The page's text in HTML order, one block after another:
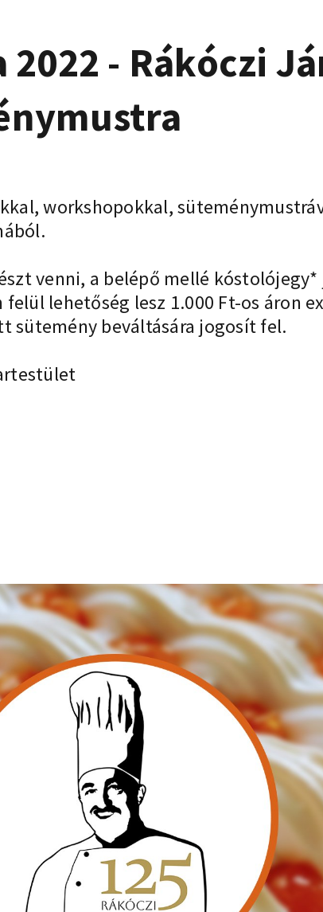
- Rákóczi
workshopokkal,
venni, a belépő mellé
lehetőség lesz 1.000 Ft-os áron
sütemény beváltására jogosít fel.